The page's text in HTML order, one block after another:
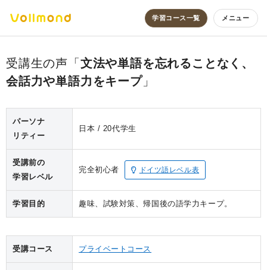
学習コース一覧 メニュー
文法や単語を忘れることなく、
会話力や単語力をキープ
パーソナ
リティー
日本 20代学生
受講前の
学習レベル
完全初心者 ドイツ語レベル表
学習目的 趣味、試験対策、帰国後の語学力キープ。
受講コース プライベートコース